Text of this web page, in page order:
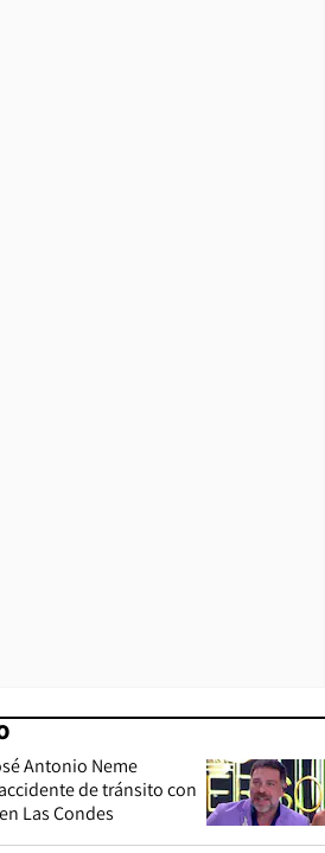
Antonio Neme
de tránsito con
Las Condes